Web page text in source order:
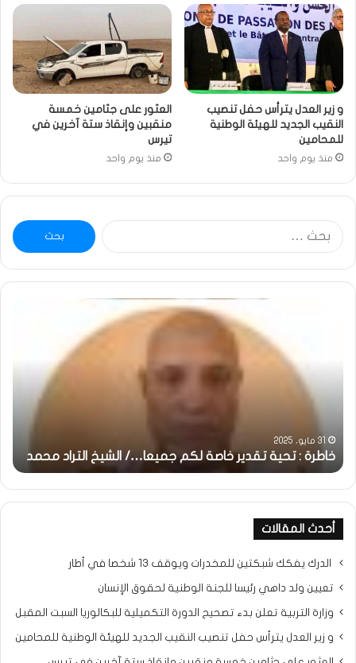
و زير العدل يترأس حفل تنصيب
النقيب الجديد للهيئة الوطنية
للمحامين
منذ يوم واحد
العثور على جثامين خمسة
منقبين وإنقاذ ستة آخرين في
تيرس
منذ يوم واحد
البحث
عن:
التراد
محمد
31 مايو، 2025
خاطرة : تحية تقدير خاصة لكم جميعا…/ الشيخ التراد محمد
أحدث المقالات
الدرك يفكك شبكتين للمخدرات ويوقف 13 شخصا في أطار
تعيين ولد داهي رئيسا للجنة الوطنية لحقوق الإنسان
وزارة التربية تعلن بدء تصحيح الدورة التكميلية للبكالوريا السبت المقبل
و زير العدل يترأس حفل تنصيب النقيب الجديد للهيئة الوطنية للمحامين